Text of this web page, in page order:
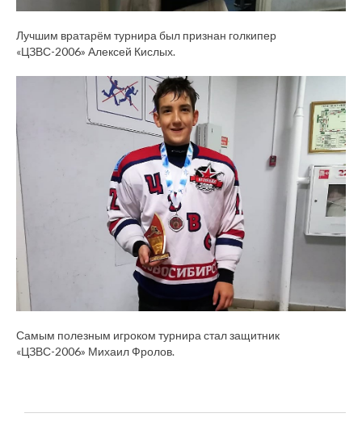
Лучшим вратарём турнира был признан голкипер
«ЦЗВС-2006» Алексей Кислых.
Самым полезным игроком турнира стал защитник
«ЦЗВС-2006» Михаил Фролов.